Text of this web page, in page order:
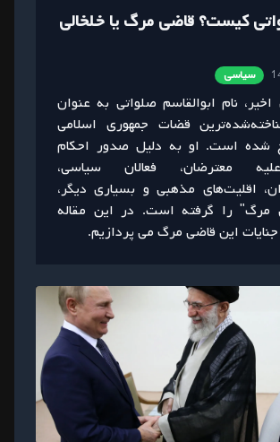
کیست؟ قاضی مرگ یا خلخالی
سیاسی
نام ابوالقاسم صلواتی به عنوان
قضات جمهوری اسلامی
شده است. او به دلیل صدور احکام
معترضان، فعالان سیاسی،
اقلیت‌های مذهبی و بسیاری دیگر،
مرگ" را گرفته است. در این مقاله
جنایات این قاضی مرگ می پردازیم.